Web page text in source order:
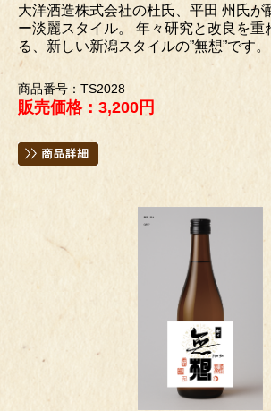
大洋酒造株式会社の杜氏、平田 州氏が
ー淡麗スタイル。 年々研究と改良を重
る、新しい新潟スタイルの”無想”です。
商品番号：TS2028
販売価格：3,200円